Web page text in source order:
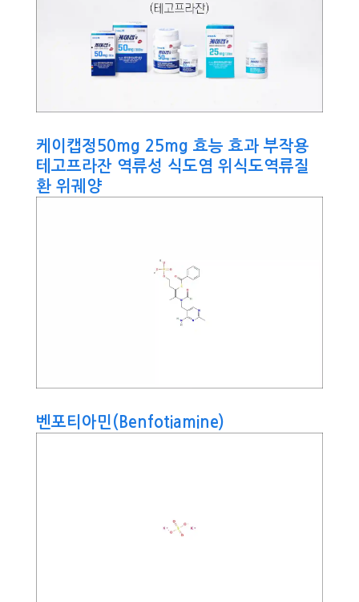
케이캡정50mg 25mg 효능 효과 부작용
테고프라잔 역류성 식도염 위식도역류질
환 위궤양
벤포티아민(Benfotiamine)